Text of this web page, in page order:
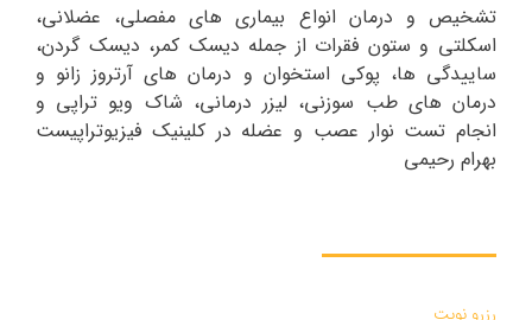
تشخیص و درمان انواع بیماری های مفصلی، عضلانی،
اسکلتی و ستون فقرات از جمله دیسک کمر، دیسک گردن،
ساییدگی ها، پوکی استخوان و درمان های آرتروز زانو و
درمان های طب سوزنی، لیزر درمانی، شاک ویو تراپی و
انجام تست نوار عصب و عضله در کلینیک فیزیوتراپیست
بهرام رحیمی
رزرو نوبت